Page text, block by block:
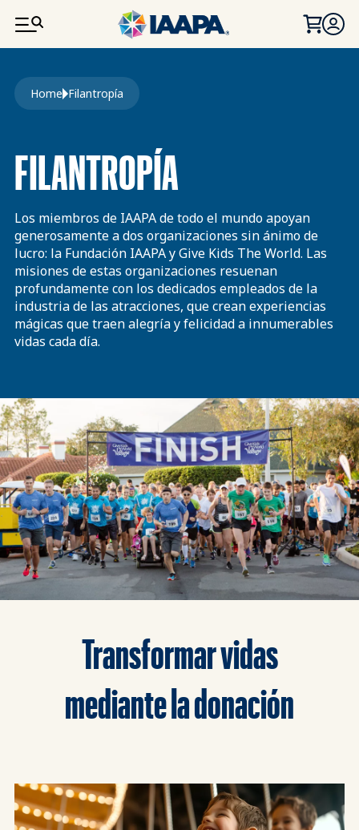
PASAR AL CONTENIDO PRINCIPAL
Ruta de navegación
Home Filantropía
FILANTROPÍA
Los miembros de IAAPA de todo el mundo apoyan
generosamente a dos organizaciones sin ánimo de
lucro: la Fundación IAAPA y Give Kids The World. Las
misiones de estas organizaciones resuenan
profundamente con los dedicados empleados de la
industria de las atracciones, que crean experiencias
mágicas que traen alegría y felicidad a innumerables
vidas cada día.
Transformar vidas
mediante la donación